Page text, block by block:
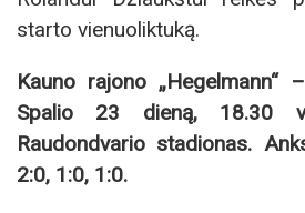
starto vienuoliktuką.
Kauno rajono „Hegelmann“
Spalio 23 dieną, 18.30
Raudondvario stadionas.
2:0, 1:0, 1:0.